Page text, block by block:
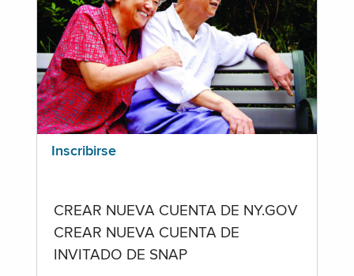
Inscribirse
CREAR NUEVA CUENTA DE NY.GOV
CREAR NUEVA CUENTA DE
INVITADO DE SNAP